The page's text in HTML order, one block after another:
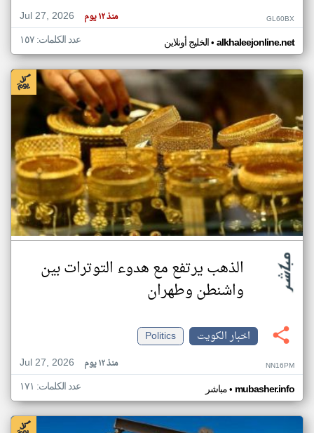
Jul 27, 2026
منذ ١٢ يوم GL60BX
الخليج أونلاين• alkhaleejonline.net عدد الكلمات: ١٥٧
الذهب يرتفع مع هدوء التوترات بين
واشنطن وطهران
اخبار الكويت
Politics
Jul 27, 2026
منذ ١٢ يوم NN16PM
مباشر• mubasher.info عدد الكلمات: ١٧١